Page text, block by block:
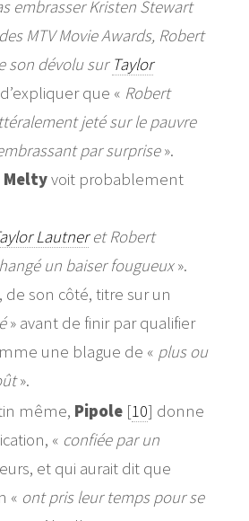
embrasser Kristen Stewart
MTV Movie Awards, Robert
son dévolu sur Taylor
que « Robert
jeté sur le pauvre
par surprise».
Meltyvoit probablement
Lautneret Robert
un baiser fougueux».
, de son côté, titre sur un
» avant de finir par qualifier
une blague de « plus ou
».
même, Pipole [10] donne
« confiée par un
et qui aurait dit que
« ont pris leur temps pour se